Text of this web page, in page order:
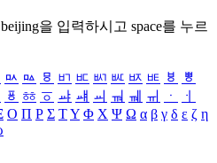
beijing을 입력하시고 space를 누르
ㅯ ㅰ ㅱ ㅲ ㅳ ㅴ ㅵ ㅶ ㅷ ㅸ
ㅹ
ㆄ ㆅ ㆆ ㆇ ㆈ ㆉ ㆊ ㆋ ㆌ ㆍ
ㆎ
Ο Π Ρ Σ ΤΥ Φ Χ Ψ Ω α β γ δ ε ζ η